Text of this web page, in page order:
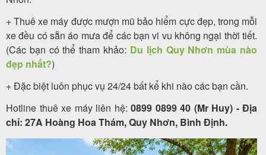
+ Thuê xe máy được mượn mũ bảo hiểm cực đẹp, trong mỗi
xe đều có sẵn áo mưa để các bạn vi vu không ngại thời tiết.
(Các bạn có thể tham khảo: Du lịch Quy Nhơn mùa nào
đẹp nhất?)
+ Đặc biệt luôn phục vụ 24/24 bất kể khi nào các bạn cần.
Hotline thuê xe máy liên hệ: 0899 0899 40 (Mr Huy) - Địa
chỉ: 27A Hoàng Hoa Thám, Quy Nhơn, Bình Định.